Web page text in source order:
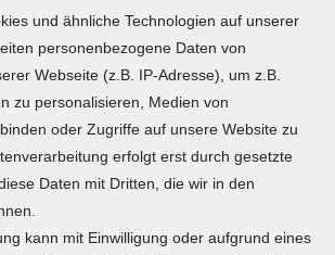
und ähnliche Technologien auf unserer
personenbezogene Daten von
Webseite (z.B. IP-Adresse), um z.B.
zu personalisieren, Medien von
oder Zugriffe auf unsere Website zu
erfolgt erst durch gesetzte
Daten mit Dritten, die wir in den
kann mit Einwilligung oder aufgrund eines